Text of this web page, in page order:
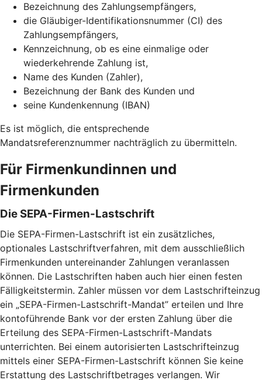
Bezeichnung des Zahlungsempfängers,
die Gläubiger-Identifikationsnummer (CI) des
Zahlungsempfängers,
Kennzeichnung, ob es eine einmalige oder
wiederkehrende Zahlung ist,
Name des Kunden (Zahler),
Bezeichnung der Bank des Kunden und
seine Kundenkennung (IBAN)
Es ist möglich, die entsprechende
Mandatsreferenznummer nachträglich zu übermitteln.
Für Firmenkundinnen und
Firmenkunden
Die SEPA-Firmen-Lastschrift
Die SEPA-Firmen-Lastschrift ist ein zusätzliches,
optionales Lastschriftverfahren, mit dem ausschließlich
Firmenkunden untereinander Zahlungen veranlassen
können. Die Lastschriften haben auch hier einen festen
Fälligkeitstermin. Zahler müssen vor dem Lastschrifteinzug
ein „SEPA-Firmen-Lastschrift-Mandat” erteilen und Ihre
kontoführende Bank vor der ersten Zahlung über die
Erteilung des SEPA-Firmen-Lastschrift-Mandats
unterrichten. Bei einem autorisierten Lastschrifteinzug
mittels einer SEPA-Firmen-Lastschrift können Sie keine
Erstattung des Lastschriftbetrages verlangen. Wir